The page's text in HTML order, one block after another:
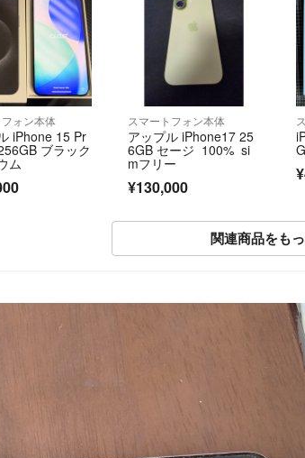
ォン本体
iPhone 15 Pr
ブラック
ム
スマートフォン本体
アップル iPhone17 25
6GB セージ 100% si
mフリー
¥130,000
関連商品をも